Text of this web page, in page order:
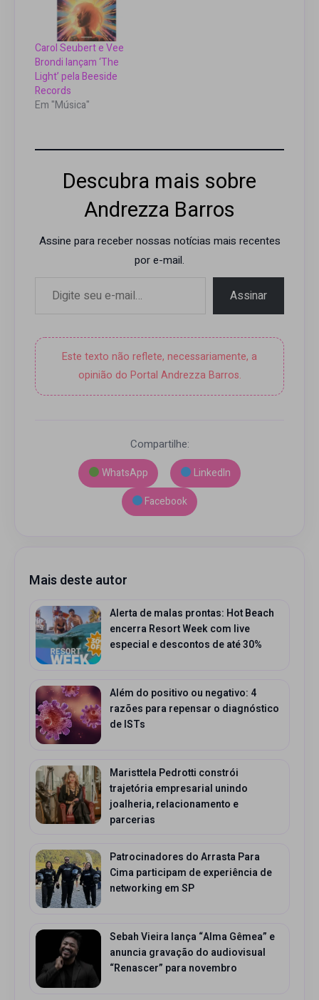
Carol Seubert e Vee
Brondi lançam ‘The
Light’ pela Beeside
Records
Em "Música"
Descubra mais sobre
Andrezza Barros
Assine para receber nossas notícias mais recentes
por e-mail.
Assinar
Este texto não reflete, necessariamente, a
opinião do Portal Andrezza Barros.
Compartilhe:
WhatsApp
LinkedIn
Facebook
Mais deste autor
Alerta de malas prontas: Hot Beach
encerra Resort Week com live
especial e descontos de até 30%
Além do positivo ou negativo: 4
razões para repensar o diagnóstico
de ISTs
Maristtela Pedrotti constrói
trajetória empresarial unindo
joalheria, relacionamento e
parcerias
Patrocinadores do Arrasta Para
Cima participam de experiência de
networking em SP
Sebah Vieira lança “Alma Gêmea” e
anuncia gravação do audiovisual
“Renascer” para novembro